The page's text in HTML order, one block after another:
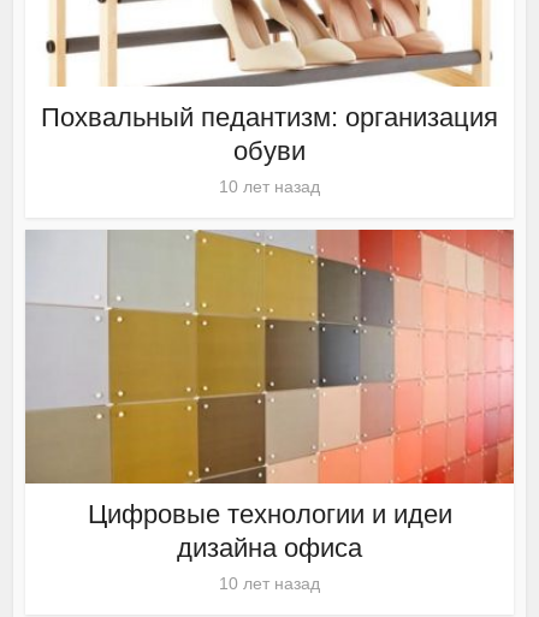
Похвальный педантизм: организация
обуви
10 лет назад
Цифровые технологии и идеи
дизайна офиса
10 лет назад